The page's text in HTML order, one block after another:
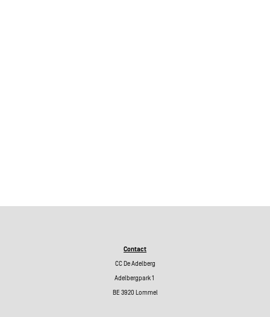
Contact
CC De Adelberg
Adelbergpark 1
BE 3920 Lommel